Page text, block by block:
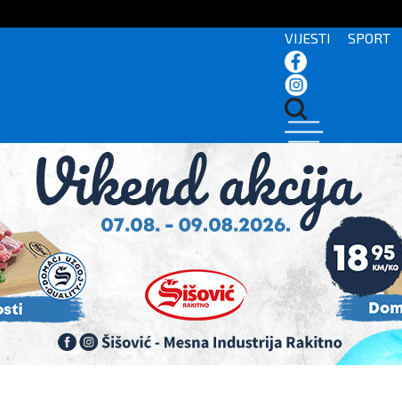
VIJESTI SPORT